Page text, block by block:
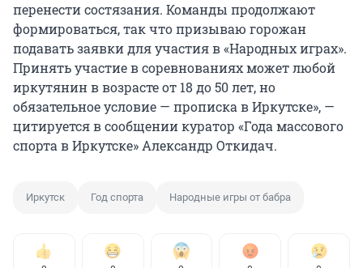
перенести состязания. Команды продолжают
формироваться, так что призываю горожан
подавать заявки для участия в «Народных играх».
Принять участие в соревнованиях может любой
иркутянин в возрасте от 18 до 50 лет, но
обязательное условие — прописка в Иркутске», —
цитируется в сообщении куратор «Года массового
спорта в Иркутске» Александр Откидач.
Иркутск Год спорта Народные игры от бабра